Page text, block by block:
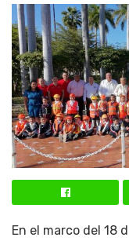
En el marco del 18